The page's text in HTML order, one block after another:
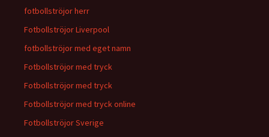
fotbollströjor herr
Fotbollströjor Liverpool
fotbollströjor med eget namn
Fotbollströjor med tryck
Fotbollströjor med tryck
Fotbollströjor med tryck online
Fotbollströjor Sverige